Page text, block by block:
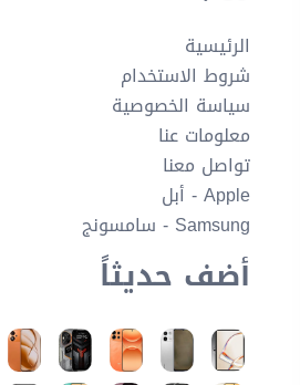
الرئيسية
شروط الاستخدام
سياسة الخصوصية
معلومات عنا
تواصل معنا
Apple - أبل
Samsung - سامسونج
أضف حديثاً